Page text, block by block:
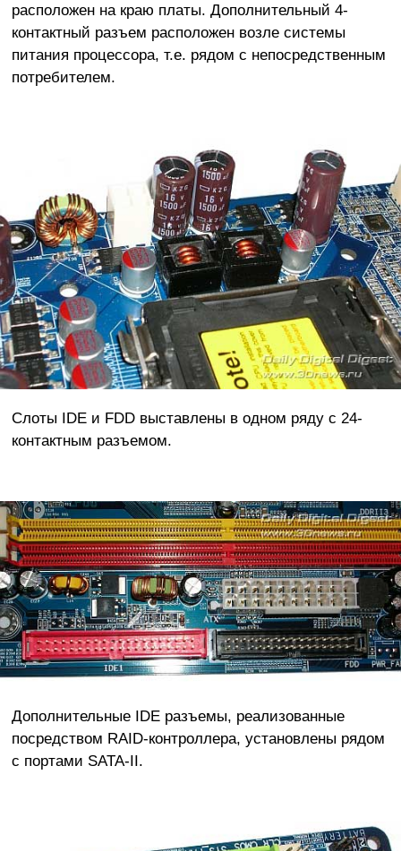
расположен на краю платы. Дополнительный 4-
контактный разъем расположен возле системы
питания процессора, т.е. рядом с непосредственным
потребителем.
Слоты IDE и FDD выставлены в одном ряду с 24-
контактным разъемом.
Дополнительные IDE разъемы, реализованные
посредством RAID-контроллера, установлены рядом
с портами SATA-II.